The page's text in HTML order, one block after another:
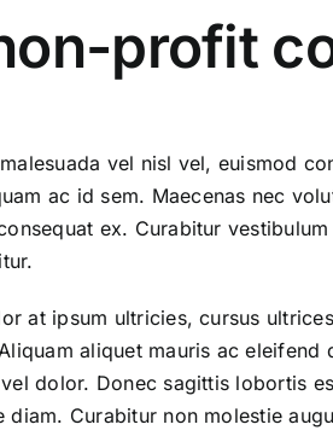
profit
vel nisl vel, euismod
ac id sem. Maecenas nec
ex. Curabitur
at ipsum ultricies, cursus
aliquet mauris ac
dolor. Donec sagittis lobortis
diam. Curabitur non molestie